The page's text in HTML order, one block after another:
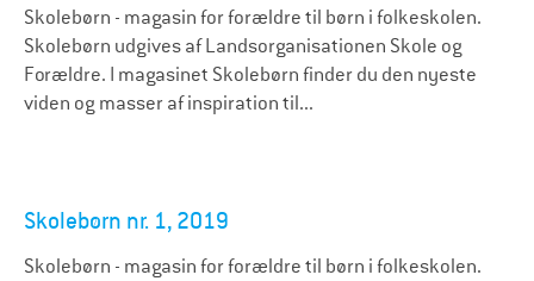
Skolebørn - magasin for forældre til børn i folkeskolen.
Skolebørn udgives af Landsorganisationen Skole og
Forældre. I magasinet Skolebørn finder du den nyeste
viden og masser af inspiration til...
Skolebørn nr. 1, 2019
Skolebørn - magasin for forældre til børn i folkeskolen.